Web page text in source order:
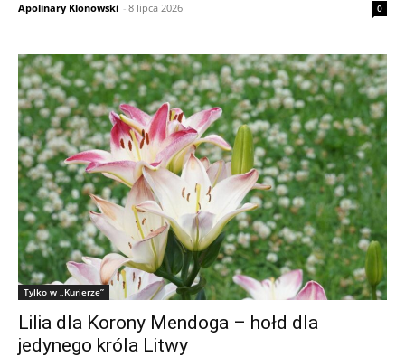
Apolinary Klonowski - 8 lipca 2026 0
Tylko w „Kurierze”
Lilia dla Korony Mendoga – hołd dla
jedynego króla Litwy